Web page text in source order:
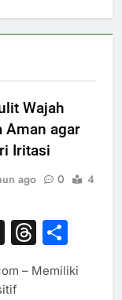
Wajah
Aman agar
Iritasi
ago 0
4
X
– Memiliki